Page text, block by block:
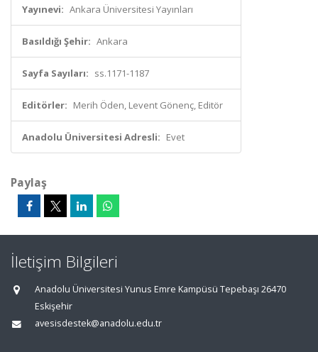
Yayınevi: Ankara Üniversitesi Yayınları
Basıldığı Şehir: Ankara
Sayfa Sayıları: ss.1171-1187
Editörler: Merih Öden, Levent Gönenç, Editör
Anadolu Üniversitesi Adresli: Evet
Paylaş
İletişim Bilgileri
Anadolu Üniversitesi Yunus Emre Kampüsü Tepebaşı 26470
Eskişehir
avesisdestek@anadolu.edu.tr